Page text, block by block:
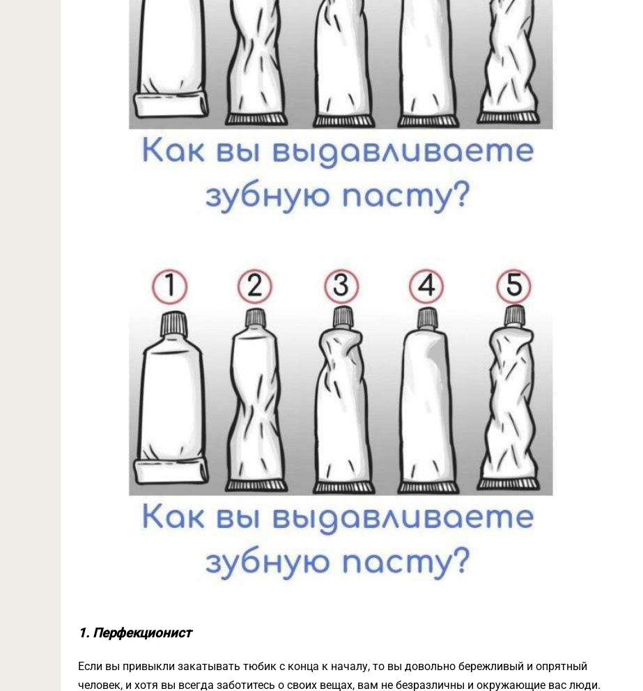
1. Перфекционист
Если вы привыкли закатывать тюбик с конца к началу, то вы довольно бережливый и опрятный
человек, и хотя вы всегда заботитесь о своих вещах, вам не безразличны и окружающие вас люди.